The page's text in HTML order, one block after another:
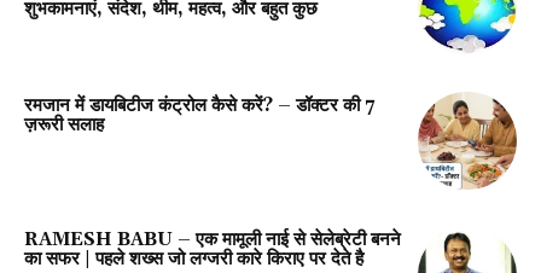
शुभकामनाएं, संदेश, थीम, महत्व, और बहुत कुछ
रमजान में डायबिटीज कंट्रोल कैसे करें? – डॉक्टर की 7
ज़रूरी सलाह
RAMESH BABU – एक मामूली नाई से सेलेब्रेटी बनने
का सफर | पहले शख्स जो लग्जरी कारे किराए पर देते है